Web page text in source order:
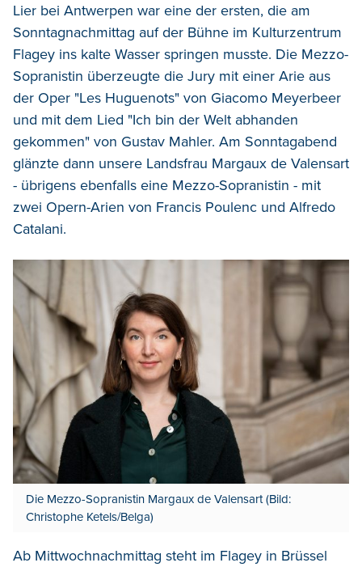
Lier bei Antwerpen war eine der ersten, die am
Sonntagnachmittag auf der Bühne im Kulturzentrum
Flagey ins kalte Wasser springen musste. Die Mezzo-
Sopranistin überzeugte die Jury mit einer Arie aus
der Oper "Les Huguenots" von Giacomo Meyerbeer
und mit dem Lied "Ich bin der Welt abhanden
gekommen" von Gustav Mahler. Am Sonntagabend
glänzte dann unsere Landsfrau Margaux de Valensart
- übrigens ebenfalls eine Mezzo-Sopranistin - mit
zwei Opern-Arien von Francis Poulenc und Alfredo
Catalani.
Die Mezzo-Sopranistin Margaux de Valensart (Bild:
Christophe Ketels/Belga)
Ab Mittwochnachmittag steht im Flagey in Brüssel